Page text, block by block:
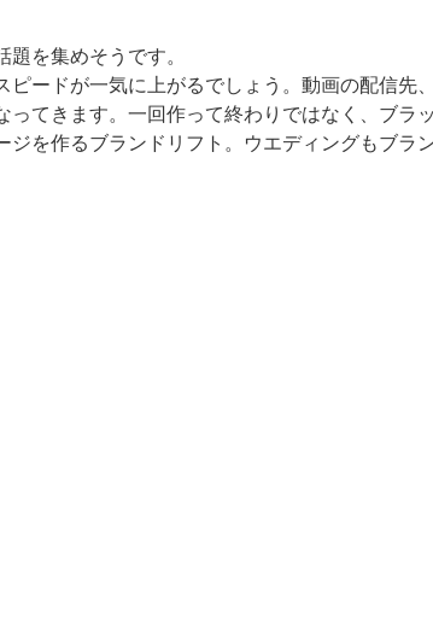
を集めそうです。
ードが一気に上がるでしょう。動画の配信先
てきます。一回作って終わりではなく、ブラ
を作るブランドリフト。ウエディングもブラ